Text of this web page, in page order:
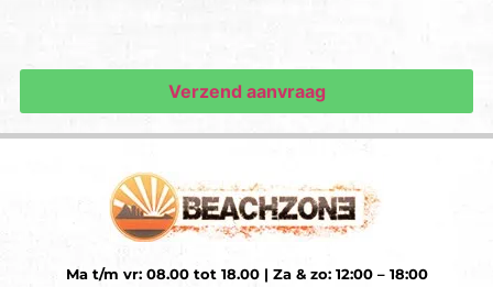
Ma t/m vr: 08.00 tot 18.00 | Za & zo: 12:00 – 18:00